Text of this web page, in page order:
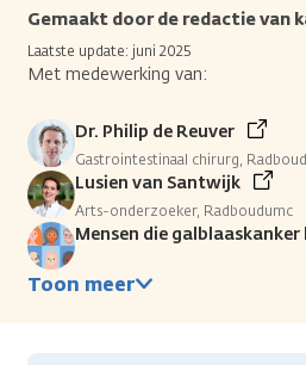
Gemaakt door de redactie van
Laatste update: juni 2025
Met medewerking van:
Dr. Philip de Reuver
Gastrointestinaal chirurg,
Lusien van Santwijk
Arts-onderzoeker, Radboudumc
Mensen die
Toon meer